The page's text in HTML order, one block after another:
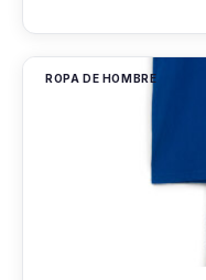
ROPA DE HOMBRE